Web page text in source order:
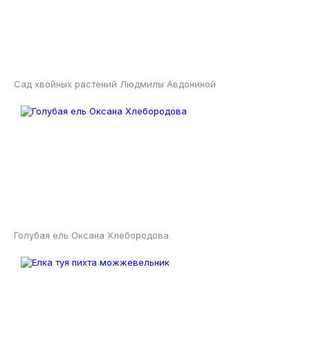
Сад хвойных растений Людмилы Авдониной
Голубая ель Оксана Хлебородова